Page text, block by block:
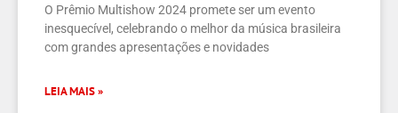
O Prêmio Multishow 2024 promete ser um evento
inesquecível, celebrando o melhor da música brasileira
com grandes apresentações e novidades
LEIA MAIS »